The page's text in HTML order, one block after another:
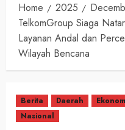
Home 2025
TelkomGroup Siaga
Layanan Andal dan
Wilayah Bencana
Berita Daerah
Nasional